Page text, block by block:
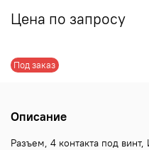
Под заказ
Цена по запросу
Описание
Разъем, 4 контакта под